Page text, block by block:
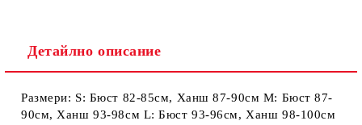
Детайлно описание
Размери: S: Бюст 82-85см, Ханш 87-90см М: Бюст 87-
90см, Ханш 93-98см L: Бюст 93-96см, Ханш 98-100см